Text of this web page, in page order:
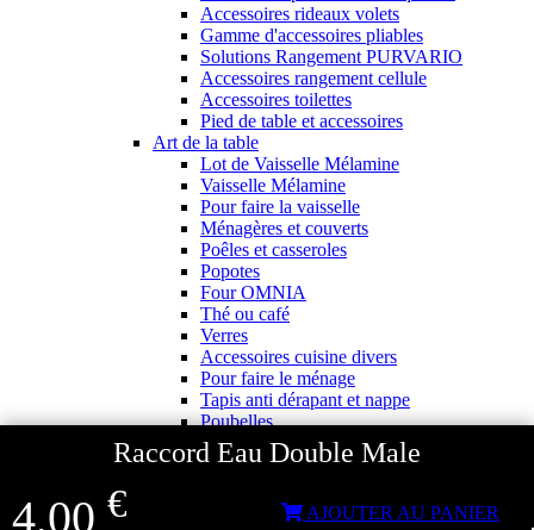
Raccord Eau Double Male
4,00 € AJOUTER AU PANIER
Accessoires rideaux volets
Gamme d'accessoires pliables
Solutions Rangement PURVARIO
Accessoires rangement cellule
Accessoires toilettes
Pied de table et accessoires
Art de la table
Lot de Vaisselle Mélamine
Vaisselle Mélamine
Pour faire la vaisselle
Ménagères et couverts
Poêles et casseroles
Popotes
Four OMNIA
Thé ou café
Verres
Accessoires cuisine divers
Pour faire le ménage
Tapis anti dérapant et nappe
Poubelles
Accessoires rangement cuisine
Librairie et jeux